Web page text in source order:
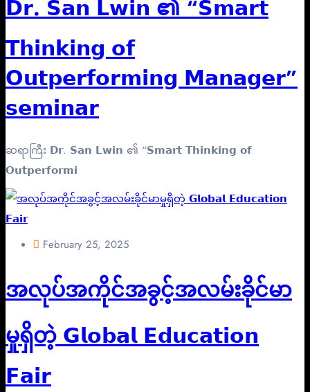
𝗗𝗿. 𝗦𝗮𝗻 𝗟𝘄𝗶𝗻 ၏ “𝗦𝗺𝗮𝗿𝘁
𝗧𝗵𝗶𝗻𝗸𝗶𝗻𝗴 𝗼𝗳
𝗢𝘂𝘁𝗽𝗲𝗿𝗳𝗼𝗿𝗺𝗶𝗻𝗴 𝗠𝗮𝗻𝗮𝗴𝗲𝗿”
𝘀𝗲𝗺𝗶𝗻𝗮𝗿
ဆရာကြီး 𝗗𝗿. 𝗦𝗮𝗻 𝗟𝘄𝗶𝗻 ၏ “𝗦𝗺𝗮𝗿𝘁 𝗧𝗵𝗶𝗻𝗸𝗶𝗻𝗴 𝗼𝗳
𝗢𝘂𝘁𝗽𝗲𝗿𝗳𝗼𝗿𝗺𝗶
February 25, 2025
အလုပ်အကိုင်အခွင့်အလမ်းခိုင်မာ
မှုရှိတဲ့ 𝗚𝗹𝗼𝗯𝗮𝗹 𝗘𝗱𝘂𝗰𝗮𝘁𝗶𝗼𝗻
𝗙𝗮𝗶𝗿